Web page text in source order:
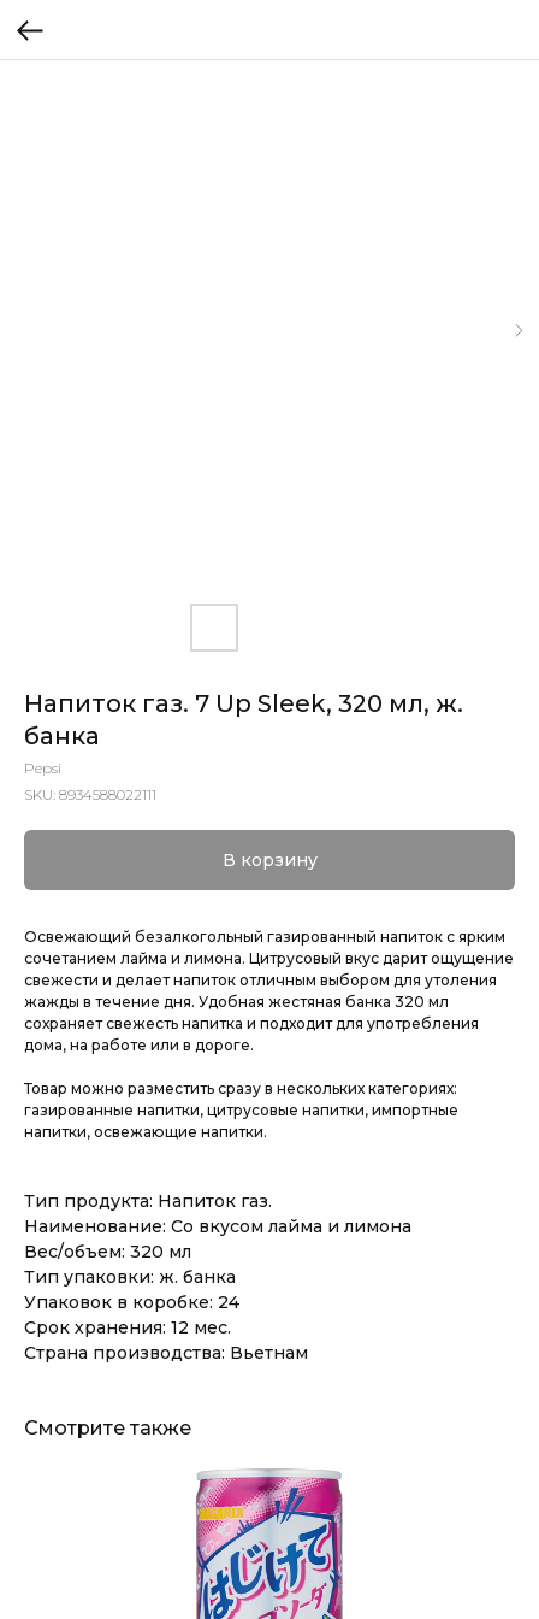
Напиток газ. 7 Up Sleek, 320 мл, ж.
банка
Pepsi
SKU: 8934588022111
В корзину
Освежающий безалкогольный газированный напиток с ярким
сочетанием лайма и лимона. Цитрусовый вкус дарит ощущение
свежести и делает напиток отличным выбором для утоления
жажды в течение дня. Удобная жестяная банка 320 мл
сохраняет свежесть напитка и подходит для употребления
дома, на работе или в дороге.
Товар можно разместить сразу в нескольких категориях:
газированные напитки, цитрусовые напитки, импортные
напитки, освежающие напитки.
Тип продукта: Напиток газ.
Наименование: Со вкусом лайма и лимона
Вес/объем: 320 мл
Тип упаковки: ж. банка
Упаковок в коробке: 24
Срок хранения: 12 мес.
Страна производства: Вьетнам
Смотрите также